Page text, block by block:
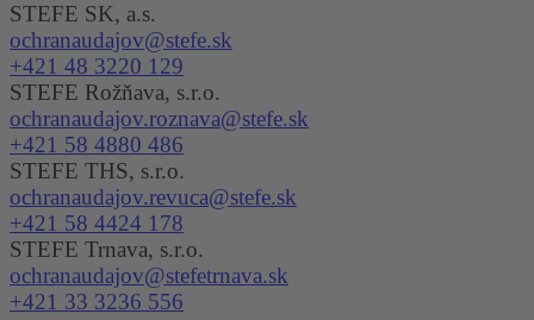
STEFE SK, a.s.
ochranaudajov@stefe.sk
+421 48 3220 129
STEFE Rožňava, s.r.o.
ochranaudajov.roznava@stefe.sk
+421 58 4880 486
STEFE THS, s.r.o.
ochranaudajov.revuca@stefe.sk
+421 58 4424 178
STEFE Trnava, s.r.o.
ochranaudajov@stefetrnava.sk
+421 33 3236 556